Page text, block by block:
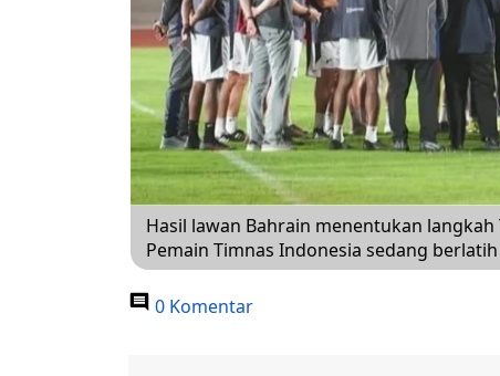
Hasil lawan Bahrain menentukan
Pemain Timnas Indonesia sedang
0 Komentar